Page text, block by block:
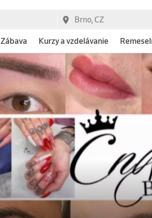
Zábava Kurzy a vzdelávanie